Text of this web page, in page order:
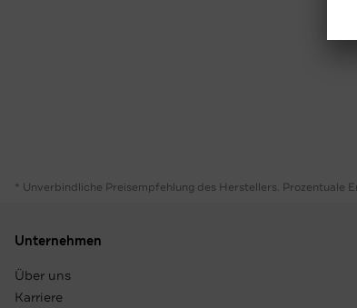
* Unverbindliche Preisempfehlung des Herstellers. Prozentuale
Unternehmen
Über uns
Karriere